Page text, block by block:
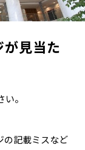
見当た
。
の記載ミスなど